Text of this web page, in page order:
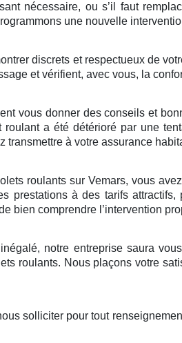
nécessaire, ou s’il faut
une nouvelle
discrets et respectueux de
et vérifient, avec vous, la
vous donner des conseils et
a été détérioré par une
à votre assurance
roulants sur Vemars, vous
prestations à des tarifs
bien comprendre l’intervention
notre entreprise saura
roulants. Nous plaçons votre
solliciter pour tout